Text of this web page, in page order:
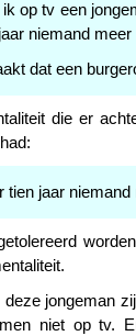
op tv een
niemand meer
dat een
die er
tien jaar
jongeman
niet op tv.